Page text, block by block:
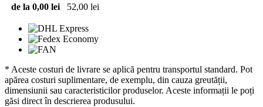
de la 0,00 lei
52,00 lei
* Aceste costuri de livrare se aplică pentru transportul standard. Pot
apărea costuri suplimentare, de exemplu, din cauza greutății,
dimensiunii sau caracteristicilor produselor. Aceste informații le poți
găsi direct în descrierea produsului.